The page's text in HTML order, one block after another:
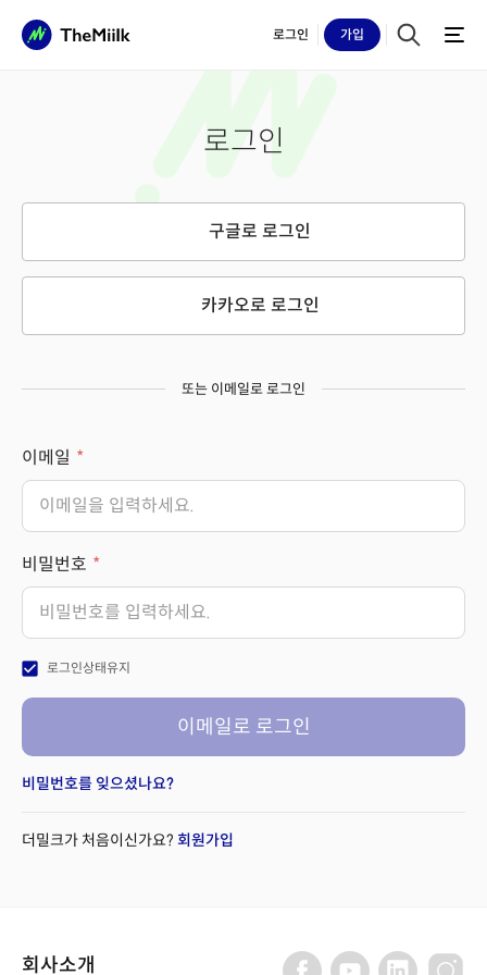
로그인 가입
로그인
구글로 로그인
카카오로 로그인
또는 이메일로 로그인
이메일
비밀번호
check_box 로그인상태유지
이메일로 로그인
비밀번호를 잊으셨나요?
더밀크가 처음이신가요? 회원가입
회사소개